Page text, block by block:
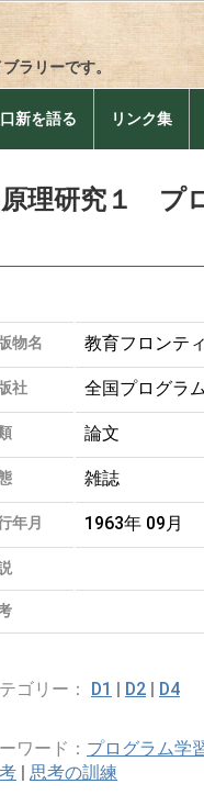
ラリーです。
新を語る リンク集
理研究１ プ
物名 教育フロンテ
社 全国プログラ
論文
雑誌
年月 1963年 09月
ゴリー： D1 | D2 | D4
ワード： プログラム学
| 思考の訓練